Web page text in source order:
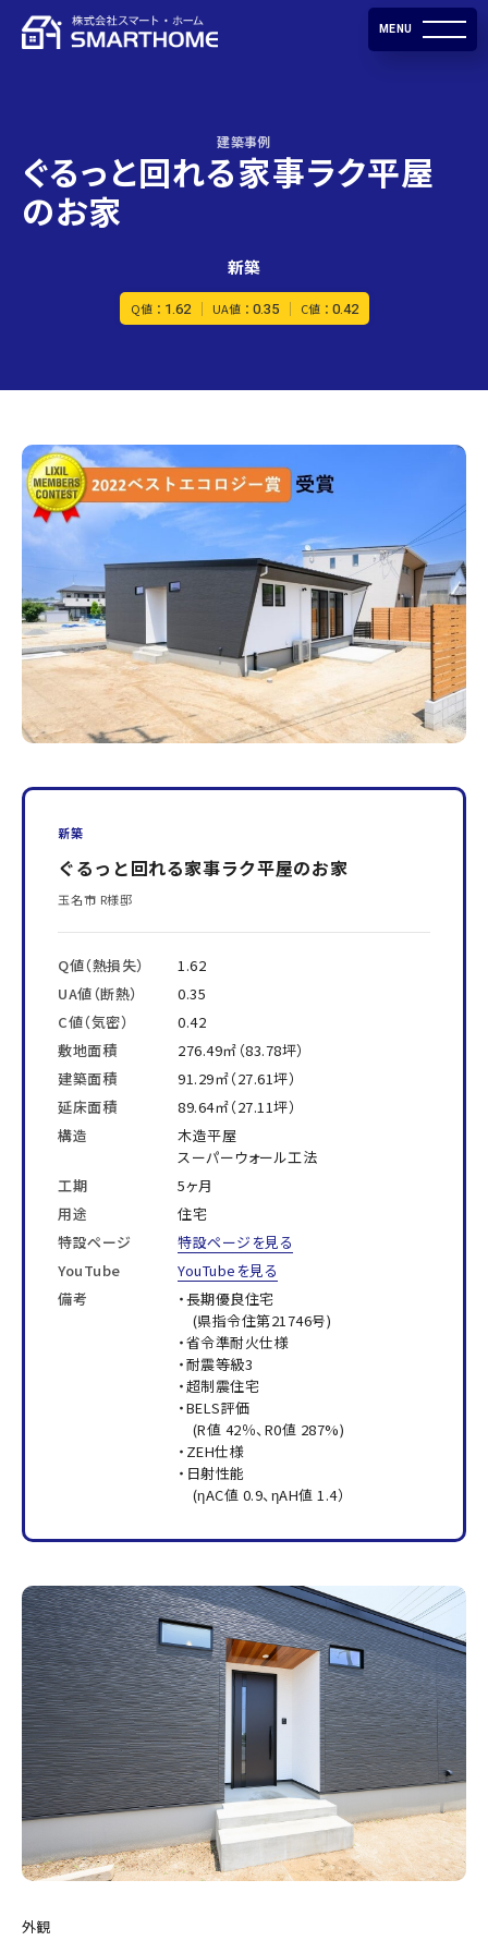
MENU
建築事例
ぐるっと回れる家事ラク平屋
のお家
新築
Q値： 1.62 UA値： 0.35 C値： 0.42
新築
ぐるっと回れる家事ラク平屋のお家
玉名市 R様邸
Q値（熱損失）
1.62
UA値（断熱）
0.35
C値（気密）
0.42
敷地面積
276.49㎡（83.78坪）
建築面積
91.29㎡（27.61坪）
延床面積
89.64㎡（27.11坪）
構造
木造平屋
スーパーウォール工法
工期
5ヶ月
用途
住宅
特設ページ
特設ページを見る
YouTube
YouTubeを見る
備考
・長期優良住宅
(県指令住第21746号)
・省令準耐火仕様
・耐震等級3
・超制震住宅
・BELS評価
(R値 42％、R0値 287%)
・ZEH仕様
・日射性能
(ηAC値 0.9、ηAH値 1.4）
外観